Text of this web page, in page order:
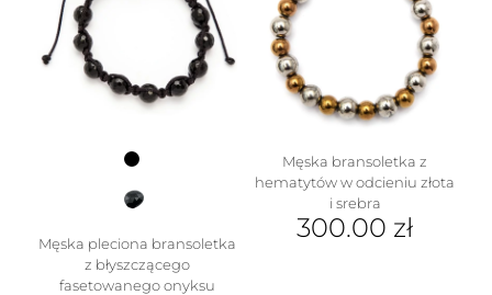
Męska pleciona bransoletka
z błyszczącego
fasetowanego onyksu
Męska bransoletka z
hematytów w odcieniu złota
i srebra
300.00 zł